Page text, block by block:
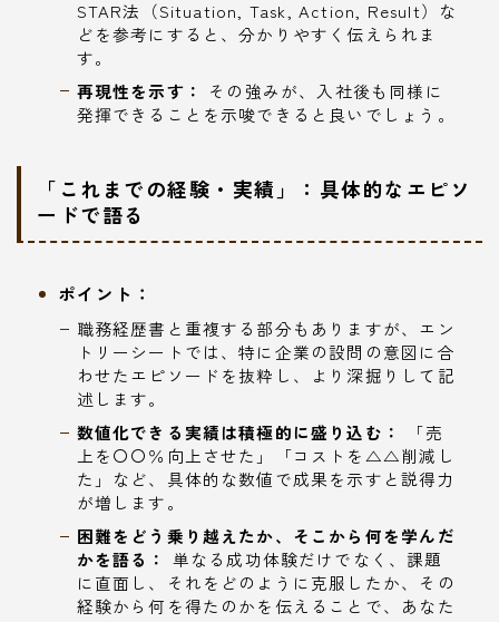
STAR法（Situation, Task, Action, Result）な
どを参考にすると、分かりやすく伝えられま
す。
再現性を示す：
その強みが、入社後も同様に
発揮できることを示唆できると良いでしょう。
「これまでの経験・実績」：具体的なエピソ
ードで語る
ポイント：
職務経歴書と重複する部分もありますが、エン
トリーシートでは、特に企業の設問の意図に合
わせたエピソードを抜粋し、より深掘りして記
述します。
数値化できる実績は積極的に盛り込む：
「売
上を〇〇％向上させた」「コストを△△削減し
た」など、具体的な数値で成果を示すと説得力
が増します。
困難をどう乗り越えたか、そこから何を学んだ
かを語る：
単なる成功体験だけでなく、課題
に直面し、それをどのように克服したか、その
経験から何を得たのかを伝えることで、あなた